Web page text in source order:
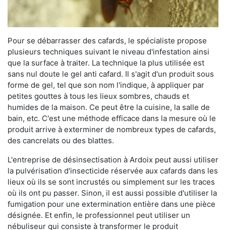
Pour se débarrasser des cafards, le spécialiste propose
plusieurs techniques suivant le niveau d'infestation ainsi
que la surface à traiter. La technique la plus utilisée est
sans nul doute le gel anti cafard. Il s'agit d'un produit sous
forme de gel, tel que son nom l'indique, à appliquer par
petites gouttes à tous les lieux sombres, chauds et
humides de la maison. Ce peut être la cuisine, la salle de
bain, etc. C'est une méthode efficace dans la mesure où le
produit arrive à exterminer de nombreux types de cafards,
des cancrelats ou des blattes.
L'entreprise de désinsectisation à Ardoix peut aussi utiliser
la pulvérisation d'insecticide réservée aux cafards dans les
lieux où ils se sont incrustés ou simplement sur les traces
où ils ont pu passer. Sinon, il est aussi possible d'utiliser la
fumigation pour une extermination entière dans une pièce
désignée. Et enfin, le professionnel peut utiliser un
nébuliseur qui consiste à transformer le produit